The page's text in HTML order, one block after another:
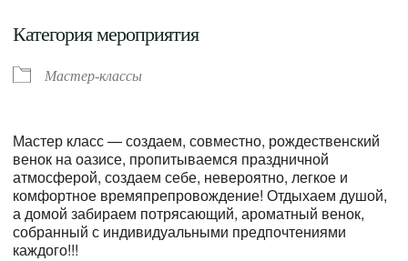
Категория мероприятия
Мастер-классы
Мастер класс — создаем, совместно, рождественский
венок на оазисе, пропитываемся праздничной
атмосферой, создаем себе, невероятно, легкое и
комфортное времяпрепровождение! Отдыхаем душой,
а домой забираем потрясающий, ароматный венок,
собранный с индивидуальными предпочтениями
каждого!!!